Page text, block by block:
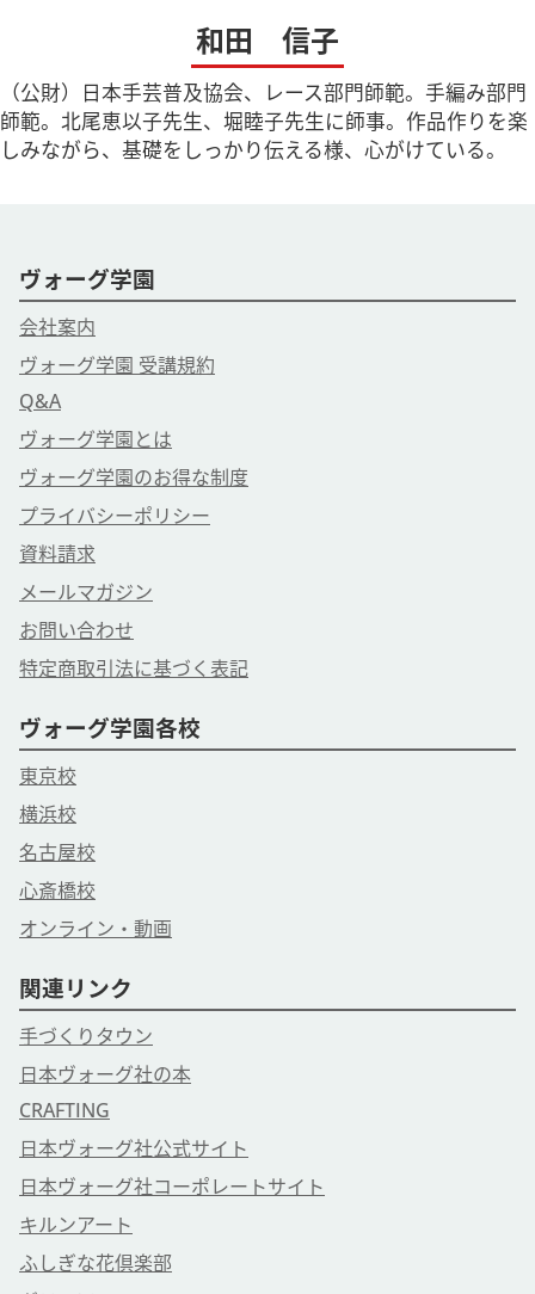
和田 信子
（公財）日本手芸普及協会、レース部門師範。手編み部門
師範。北尾恵以子先生、堀睦子先生に師事。作品作りを楽
しみながら、基礎をしっかり伝える様、心がけている。
ヴォーグ学園
会社案内
ヴォーグ学園 受講規約
Q&A
ヴォーグ学園とは
ヴォーグ学園のお得な制度
プライバシーポリシー
資料請求
メールマガジン
お問い合わせ
特定商取引法に基づく表記
ヴォーグ学園各校
東京校
横浜校
名古屋校
心斎橋校
オンライン・動画
関連リンク
手づくりタウン
日本ヴォーグ社の本
CRAFTING
日本ヴォーグ社公式サイト
日本ヴォーグ社コーポレートサイト
キルンアート
ふしぎな花倶楽部